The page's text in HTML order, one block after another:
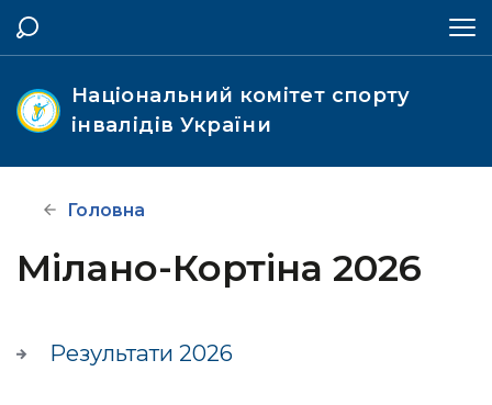
Національний комітет спорту
інвалідів України
Головна
Мілано-Кортіна 2026
Результати 2026